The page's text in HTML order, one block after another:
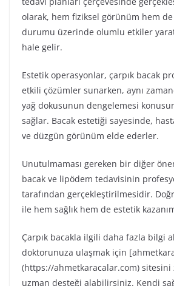
olarak, hem fiziksel görünüm hem
durumu üzerinde olumlu etkiler
hale gelir.
Estetik operasyonlar, çarpık bacak
etkili çözümler sunarken, aynı
yağ dokusunun dengelemesi
sağlar. Bacak estetiği sayesinde,
ve düzgün görünüm elde ederler.
Unutulmaması gereken bir diğer
bacak ve lipödem tedavisinin
tarafından gerçekleştirilmesidir.
ile hem sağlık hem de estetik
Çarpık bacakla ilgili daha fazla bilgi
doktorunuza ulaşmak için
(https://ahmetkaracalar.com) sitesini
uzman desteği alabilirsiniz. Kendi